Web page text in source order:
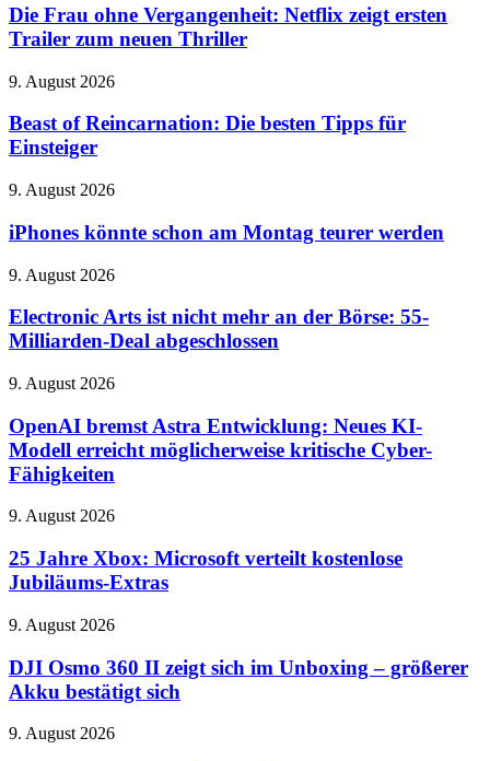
ohne
Vergangenheit:
Netflix
ersten
zum
neuen
Die Frau ohne Vergangenheit: Netflix zeigt ersten
Trailer zum neuen Thriller
Beast
Reincarnation:
Die
besten
für
9. August 2026
Beast of Reincarnation: Die besten Tipps für
Einsteiger
iPhones
schon
am
Montag
teurer
werden
9. August 2026
iPhones könnte schon am Montag teurer werden
Electronic
ist
nicht
mehr
der
55-
Milliarden-
Deal
abgeschlossen
9. August 2026
Electronic Arts ist nicht mehr an der Börse: 55-
Milliarden-Deal abgeschlossen
OpenAI
Astra
Entwicklung:
Neues
KI-
erreicht
kritische
Cyber-
9. August 2026
OpenAI bremst Astra Entwicklung: Neues KI-
Modell erreicht möglicherweise kritische Cyber-
Fähigkeiten
25
Xbox:
Microsoft
verteilt
Jubiläums-
9. August 2026
25 Jahre Xbox: Microsoft verteilt kostenlose
Jubiläums-Extras
DJI
360
II
zeigt
im
9. August 2026
DJI Osmo 360 II zeigt sich im Unboxing – größerer
Akku bestätigt sich
Insta360
9. August 2026